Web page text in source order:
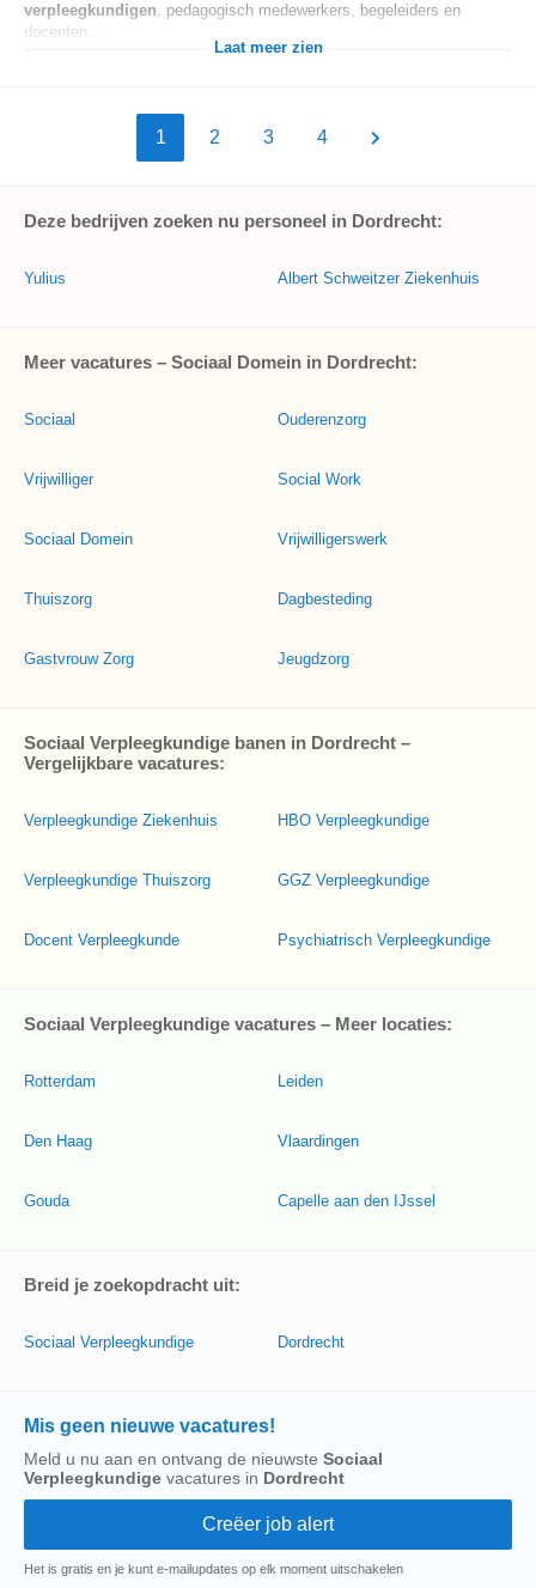
verpleegkundigen, pedagogisch medewerkers, begeleiders en
docenten...
Laat meer zien
1 2 3 4
Deze bedrijven zoeken nu personeel in Dordrecht:
Yulius Albert Schweitzer Ziekenhuis
Meer vacatures – Sociaal Domein in Dordrecht:
Sociaal
Vrijwilliger
Sociaal Domein
Thuiszorg
Gastvrouw Zorg
Ouderenzorg
Social Work
Vrijwilligerswerk
Dagbesteding
Jeugdzorg
Sociaal Verpleegkundige banen in Dordrecht –
Vergelijkbare vacatures:
Verpleegkundige Ziekenhuis
Verpleegkundige Thuiszorg
Docent Verpleegkunde
HBO Verpleegkundige
GGZ Verpleegkundige
Psychiatrisch Verpleegkundige
Sociaal Verpleegkundige vacatures – Meer locaties:
Rotterdam
Den Haag
Gouda
Leiden
Vlaardingen
Capelle aan den IJssel
Breid je zoekopdracht uit:
Sociaal Verpleegkundige Dordrecht
Mis geen nieuwe vacatures!
Meld u nu aan en ontvang de nieuwste Sociaal
Verpleegkundige vacatures in Dordrecht
Het is gratis en je kunt e-mailupdates op elk moment uitschakelen